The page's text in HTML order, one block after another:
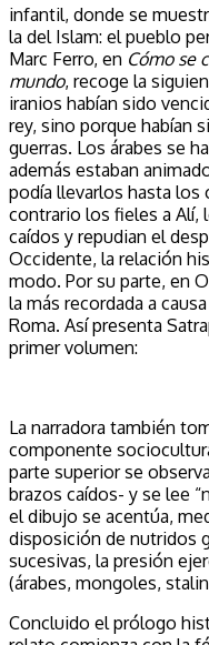
infantil, donde se
la del Islam: el pueblo
Marc Ferro, en Cómo se
mundo, recoge la
iranios habían sido
rey, sino porque habían
guerras. Los árabes se
además estaban
podía llevarlos hasta los
contrario los fieles a Alí,
caídos y repudian el
Occidente, la relación
modo. Por su parte, en
la más recordada a
Roma. Así presenta
primer volumen:
La narradora también
componente
parte superior se
brazos caídos- y se lee
el dibujo se acentúa,
disposición de nutridos
sucesivas, la presión
(árabes, mongoles,
Concluido el prólogo